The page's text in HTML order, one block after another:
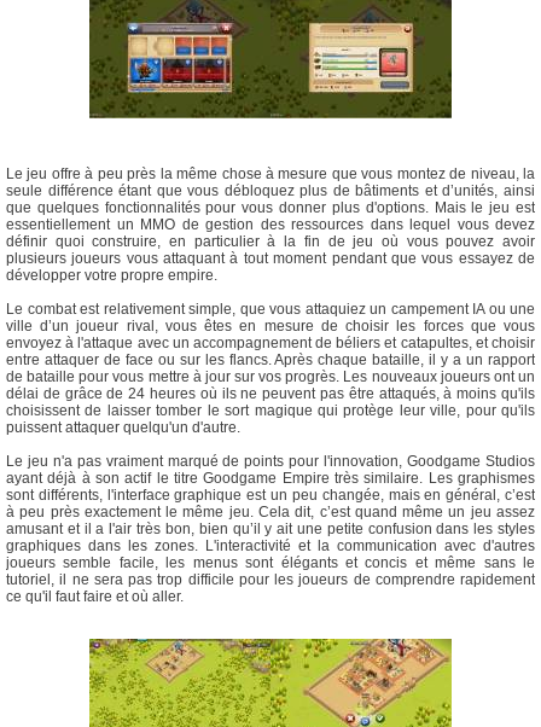
Le jeu offre à peu près la même chose à mesure que vous montez de niveau, la
seule différence étant que vous débloquez plus de bâtiments et d’unités, ainsi
que quelques fonctionnalités pour vous donner plus d'options. Mais le jeu est
essentiellement un MMO de gestion des ressources dans lequel vous devez
définir quoi construire, en particulier à la fin de jeu où vous pouvez avoir
plusieurs joueurs vous attaquant à tout moment pendant que vous essayez de
développer votre propre empire.
Le combat est relativement simple, que vous attaquiez un campement IA ou une
ville d’un joueur rival, vous êtes en mesure de choisir les forces que vous
envoyez à l'attaque avec un accompagnement de béliers et catapultes, et choisir
entre attaquer de face ou sur les flancs. Après chaque bataille, il y a un rapport
de bataille pour vous mettre à jour sur vos progrès. Les nouveaux joueurs ont un
délai de grâce de 24 heures où ils ne peuvent pas être attaqués, à moins qu'ils
choisissent de laisser tomber le sort magique qui protège leur ville, pour qu'ils
puissent attaquer quelqu'un d'autre.
Le jeu n'a pas vraiment marqué de points pour l'innovation, Goodgame Studios
ayant déjà à son actif le titre Goodgame Empire très similaire. Les graphismes
sont différents, l'interface graphique est un peu changée, mais en général, c’est
à peu près exactement le même jeu. Cela dit, c’est quand même un jeu assez
amusant et il a l'air très bon, bien qu’il y ait une petite confusion dans les styles
graphiques dans les zones. L'interactivité et la communication avec d'autres
joueurs semble facile, les menus sont élégants et concis et même sans le
tutoriel, il ne sera pas trop difficile pour les joueurs de comprendre rapidement
ce qu'il faut faire et où aller.